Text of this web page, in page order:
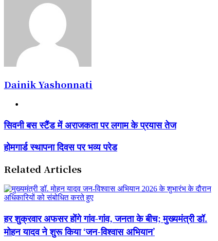
Dainik Yashonnati
सिवनी
बस
में
पर
लगाम
के
प्रयास
तेज
सिवनी बस स्टैंड में अराजकता पर लगाम के प्रयास तेज
होमगार्ड
स्थापना
पर
परेड
होमगार्ड स्थापना दिवस पर भव्य परेड
Related Articles
हर शुक्रवार अफसर होंगे गांव-गांव, जनता के बीच; मुख्यमंत्री डॉ.
मोहन यादव ने शुरू किया ‘जन-विश्वास अभियान’